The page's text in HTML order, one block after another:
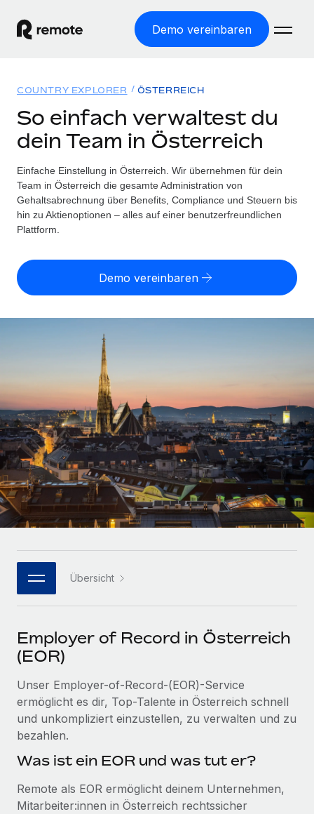
Demo vereinbaren
WELTWEITE BESCHÄFTIGUNG
Globale Payroll
Einfache, rechtssicher Payroll
Employer of Record
Weltweites Wachstum ohne Kosten für Niederlassungen
Contractor of Record
Rechtssichere, weltweite Arbeit mit Freelancer:innen
Globales Onboarding und Verwalten von
Freelancer:innen
Auslagern von komplexen HR-Aufgaben
INFRASTRUKTUR
Remote Embedded
Nahtlose Integration der HR in bestehende Abläufe
Plattform
Integrierte HR-Kernfunktionen für dein Team
MCP
Integrationen
Tools
DIENSTLEISTUNGEN
Frag unsere Expert:innen
Hilfe von Expert:innen für globale HR & Compliance
Background-Checks
Compliance Watchtower
Lösungen
WELTWEITE ABDECKUNG
Country Explorer
Länderspezifische Unterstützung bei der Einstellung
Einfache Einstellung in allen US-Bundesstaaten
WACHSTUMSPHASE
Agile HR- und Payroll-Lösungen für wachsende
Unternehmen
Mittelstand
Maßgeschneiderte HR-Lösungen, um Teams zu
vergrößern
Enterprise
Globale HR für Konzerne und Großunternehmen
PARTNER WERDEN
Flexible Einbettung von Global-HR-Funktionen in deine
Partner werden
Entdecke die Möglichkeiten einer Partnerschaft
Remote Build
Demnächst verfügbar
Beratung zu Integrationen und KI-Automatisierung
FALLSTUDIEN
So hat der KI-Vorreiter Weaviate sein Team mit
Remote um 120 % vergrößert
Ressourcen
TOOLS UND RECHNER
Scheinselbstständigkeitsrisiko berechnen
Personalkostenrechner
Honorarzahlungen berechnen
Informationen zu möglichen Währungen und
Abwicklungsfristen für globale Freelancer:innen
LERNEN MIT REMOTE
Forschung und Leitfäden
Fallstudien
HR-Glossar
Bibliothek für Stellenbeschreibungen
Webinare
Events
Newsroom
Informationen zu Gehältern und Qualifikationen
Insights Center
Preise
Deutsch
Español
Italiano
Português (Portugal)
한국어
COUNTRY EXPLORER ÖSTERREICH
So einfach verwaltest du
dein Team in Österreich
Einfache Einstellung in Österreich. Wir übernehmen für dein
Team in Österreich die gesamte Administration von
Gehaltsabrechnung über Benefits, Compliance und Steuern bis
hin zu Aktienoptionen – alles auf einer benutzerfreundlichen
Plattform.
Demo vereinbaren
Übersicht
Employer of Record in Österreich
(EOR)
Unser Employer-of-Record-(EOR)-Service
ermöglicht es dir, Top-Talente in Österreich schnell
und unkompliziert einzustellen, zu verwalten und zu
bezahlen.
Was ist ein EOR und was tut er?
Remote als EOR ermöglicht deinem Unternehmen,
Mitarbeiter:innen in Österreich rechtssicher